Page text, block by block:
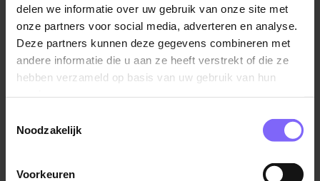
delen we informatie over uw gebruik van onze site met
onze partners voor social media, adverteren en analyse.
Deze partners kunnen deze gegevens combineren met
andere informatie die u aan ze heeft verstrekt of die ze
hebben verzameld op basis van uw gebruik van hun
Noodzakelijk
Voorkeuren
Andere bezorgfuncties in verschillende steden
Ben je benieuwd naar bezorgwerk in andere
plaatsen? Of je nu graag pakketten, maaltijden of
andere producten bezorgt, er zijn veel vacatures
beschikbaar in diverse steden. Banenrijklimburg biedt
baan kunt vinden die bij jouw wensen past, waar je ook
woont. Ontdek de opties en vind de bezorgfunctie die